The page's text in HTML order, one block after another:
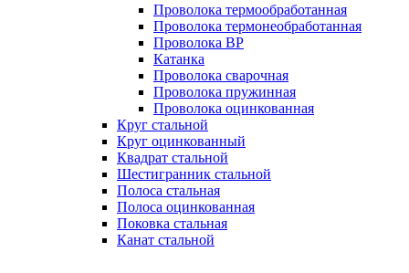
Проволока термообработанная
Проволока термонеобработанная
Проволока ВР
Катанка
Проволока сварочная
Проволока пружинная
Проволока оцинкованная
Круг стальной
Круг оцинкованный
Квадрат стальной
Шестигранник стальной
Полоса стальная
Полоса оцинкованная
Поковка стальная
Канат стальной